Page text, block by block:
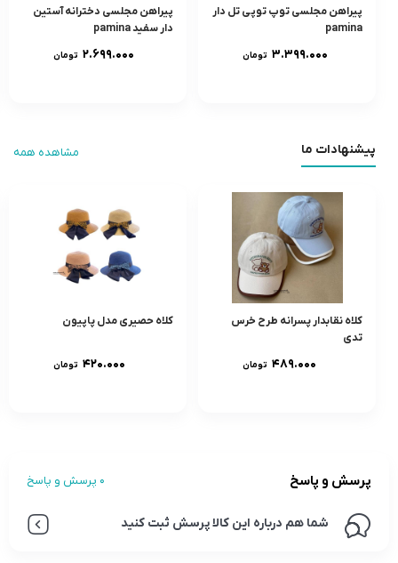
پیراهن مجلسی توپ توپی تل دار
pamina
۳.۳۹۹.۰۰۰ تومان
پیراهن مجلسی دخترانه آستین
دار سفید pamina
۲.۶۹۹.۰۰۰ تومان
پیشنهادات ما مشاهده همه
کلاه نقابدار پسرانه طرح خرس
تدی
۴۸۹.۰۰۰ تومان
کلاه حصیری مدل پاپیون
۴۲۰.۰۰۰ تومان
پرسش و پاسخ 0 پرسش و پاسخ
شما هم درباره این کالا پرسش ثبت کنید